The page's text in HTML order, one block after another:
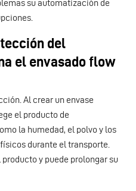
su automatización de
del
el envasado flow
Al crear un envase
el producto de
la humedad, el polvo y los
durante el transporte.
y puede prolongar su